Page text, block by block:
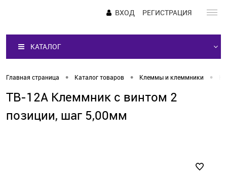
ВХОД РЕГИСТРАЦИЯ
КАТАЛОГ
Главная страница • Каталог товаров • Клеммы и клеммники •
TB-12A Клеммник с винтом 2
позиции, шаг 5,00мм